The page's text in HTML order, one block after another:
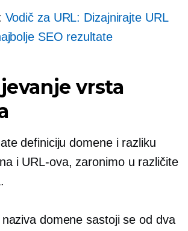
Vodič za URL: Dizajnirajte URL
SEO rezultate
vrsta
definiciju domene i razliku
i URL-ova, zaronimo u različite
domene sastoji se od dva